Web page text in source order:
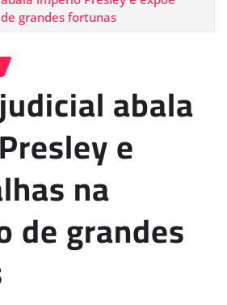
grandes fortunas
abala
e
na
de grandes